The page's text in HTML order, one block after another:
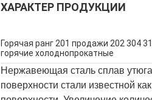
ХАРАКТЕР ПРОДУКЦИИ
Горячая ранг 201 продажи 202 304
горячие холоднопрокатные
Нержавеющая сталь сплав
поверхности стали известной